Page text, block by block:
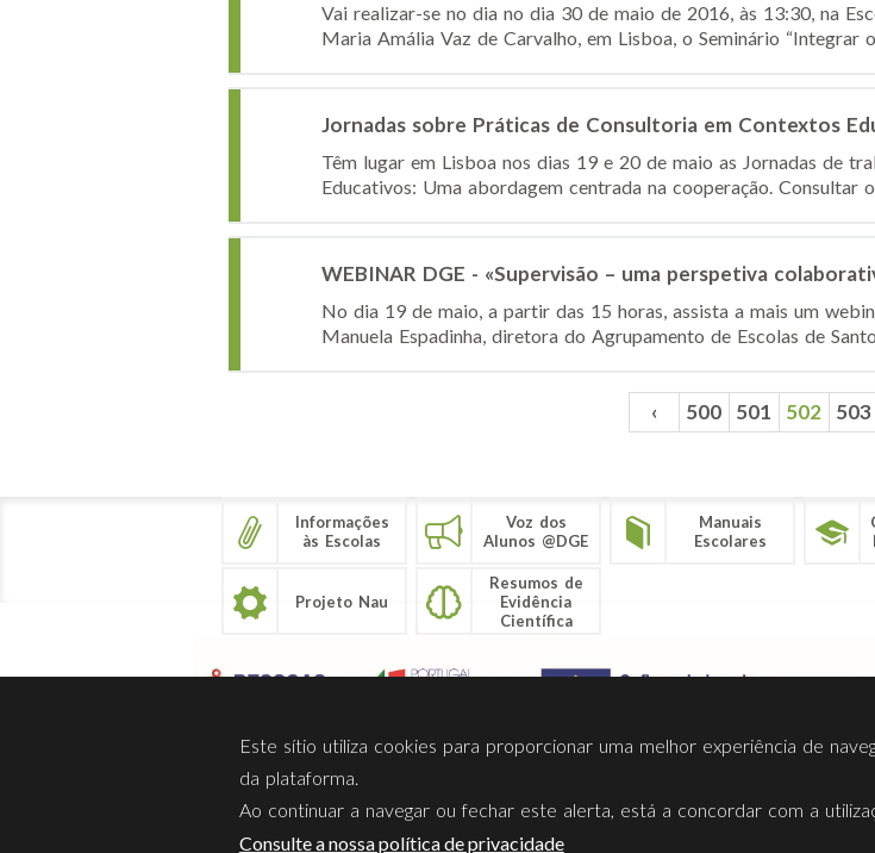
Vai realizar-se no dia no dia 30 de maio de 2016, às 13:30, na
Maria Amália Vaz de Carvalho, em Lisboa, o Seminário “Integrar
Jornadas sobre Práticas de Consultoria em Contextos
Têm lugar em Lisboa nos dias 19 e 20 de maio as Jornadas de
Educativos: Uma abordagem centrada na cooperação. Consultar
WEBINAR DGE - «Supervisão – uma perspetiva
No dia 19 de maio, a partir das 15 horas, assista a mais um
Manuela Espadinha, diretora do Agrupamento de Escolas de
‹ 500 501 502 503
Informações
às Escolas
Voz dos
Alunos @DGE
Manuais
Escolares
Projeto Nau
Resumos de
Evidência
Científica
Sobre Nós Privacidade Termos Utilização Contactos
Este sítio utiliza cookies para proporcionar uma melhor experiência de
da plataforma.
Ao continuar a navegar ou fechar este alerta, está a concordar com a
Consulte a nossa política de privacidade